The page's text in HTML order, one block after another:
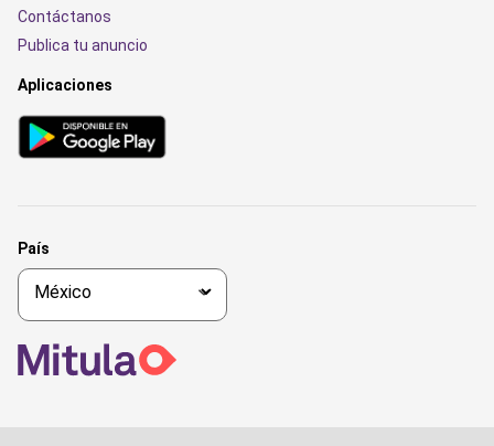
Contáctanos
Publica tu anuncio
Aplicaciones
País